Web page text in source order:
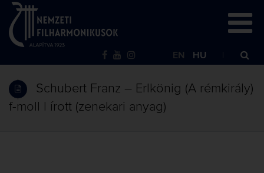
EN HU
Schubert Franz – Erlkönig (A rémkirály)
f-moll | írott (zenekari anyag)